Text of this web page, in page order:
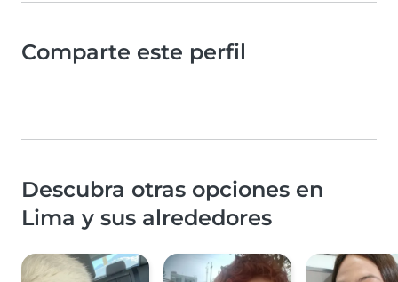
Comparte este perfil
Descubra otras opciones en
Lima y sus alrededores